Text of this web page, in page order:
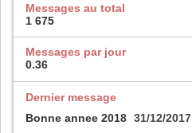
Messages au total
1 675
Messages par jour
0.36
Dernier message
Bonne annee 2018 31/12/2017